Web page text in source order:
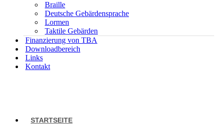
Braille
Deutsche Gebärdensprache
Lormen
Taktile Gebärden
Finanzierung von TBA
Downloadbereich
Links
Kontakt
STARTSEITE